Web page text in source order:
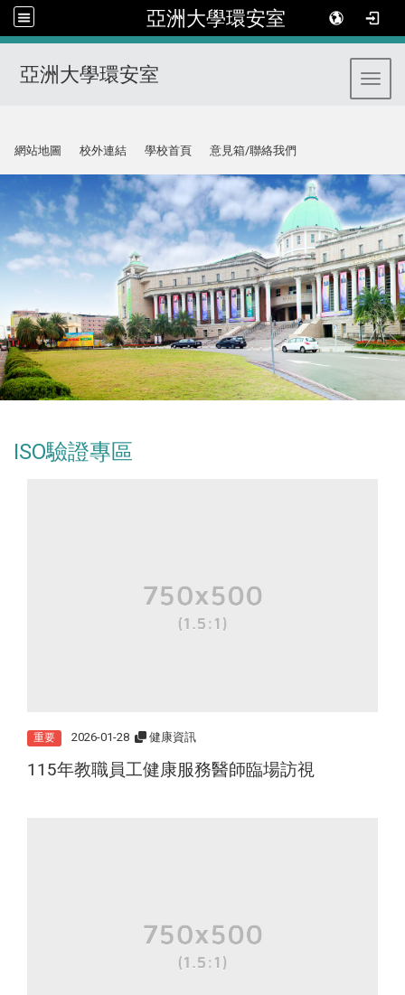
亞洲大學環安室
亞洲大學環安室
網站地圖
校外連結 學校首頁 意見箱/聯絡我們
ISO驗證專區
重要 2026-01-28 健康資訊
115年教職員工健康服務醫師臨場訪視